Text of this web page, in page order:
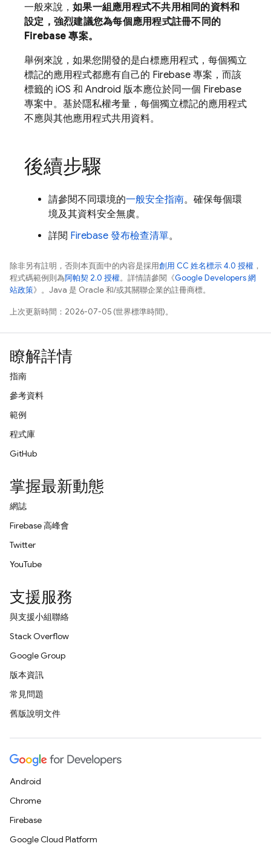
一般來說， 如果一組應用程式不共用相同的資料和
設定，強烈建議您為每個應用程式註冊不同的
Firebase 專案。
舉例來說，如果您開發的是白標應用程式，每個獨立
標記的應用程式都應有自己的 Firebase 專案，而該
標籤的 iOS 和 Android 版本應位於同一個 Firebase
專案中。基於隱私權考量，每個獨立標記的應用程式
不應與其他應用程式共用資料。
後續步驟
請參閱不同環境的一般安全指南。確保每個環
境及其資料安全無虞。
詳閱 Firebase 發布檢查清單。
除非另有註明，否則本頁面中的內容是採用創用 CC 姓名標示 4.0 授權 ，
程式碼範例則為阿帕契 2.0 授權。詳情請參閱《Google Developers 網
站政策》。Java 是 Oracle 和/或其關聯企業的註冊商標。
上次更新時間：2026-07-05 (世界標準時間)。
瞭解詳情
指南
參考資料
範例
程式庫
GitHub
掌握最新動態
網誌
Firebase 高峰會
Twitter
YouTube
支援服務
與支援小組聯絡
Stack Overflow
Google Group
版本資訊
常見問題
舊版說明文件
Android
Chrome
Firebase
Google Cloud Platform